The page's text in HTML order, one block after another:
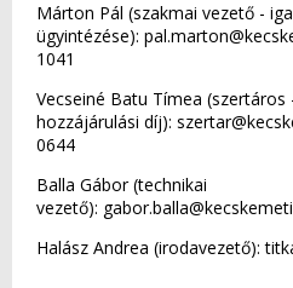
Márton Pál (szakmai vezető -
ügyintézése):
1041
Vecseiné Batu Tímea (szertáros
hozzájárulási díj):
0644
Balla Gábor (technikai
vezető):
Halász Andrea (irodavezető):